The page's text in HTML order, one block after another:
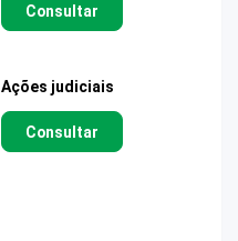
Consultar
Ações judiciais
Consultar